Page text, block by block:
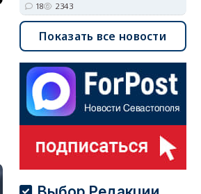
18 2343
Показать все новости